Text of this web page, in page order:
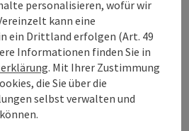
personalisieren, wofür wir
kann eine
ein Drittland erfolgen (Art. 49
Informationen finden Sie in
. Mit Ihrer Zustimmung
die Sie über die
selbst verwalten und